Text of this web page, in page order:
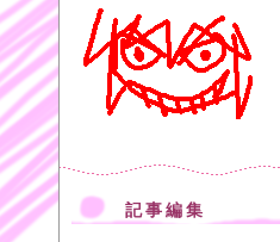
記事編集